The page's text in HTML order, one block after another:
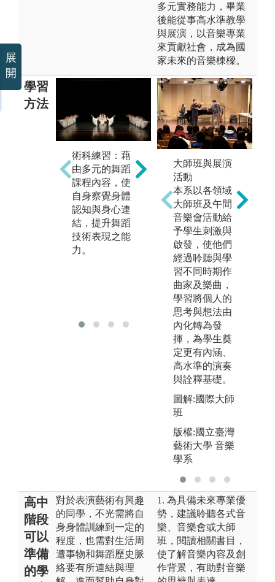
多元實務能力，畢業
後能從事高水準教學
與展演，以音樂專業
來貢獻社會，成為國
家未來的音樂棟樑。
學習
方法
術科練習：藉
由多元的舞蹈
課程內容，使
自身察覺身體
認知與身心連
結，提升舞蹈
技術表現之能
力。
師講述舞蹈歷
史脈絡及相關
學科理論，使
學生更加瞭解
專業史學背
景、掌握正確
的知識與觀
念，進而將所
學運用在舞蹈
創作或展演應
用實作。
大師班與展演
活動
本系以各領域
大師班及午間
音樂會活動給
予學生刺激與
啟發，使他們
經過聆聽與學
習不同時期作
曲家及樂曲，
學習將個人的
思考與想法由
內化轉為發
揮，為學生奠
定更有內涵、
高水準的演奏
與詮釋基礎。
圖解:國際大師
班
版權:國立臺灣
藝術大學 音樂
學系
高中
階段
可以
準備
的學
對於表演藝術有興趣
的同學，不光需將自
身身體訓練到一定的
程度，也需對生活周
遭事物和舞蹈歷史脈
絡要有所連結與理
1. 為具備未來專業優
勢，建議聆聽各式音
樂、音樂會或大師
班，閱讀相關書目，
使了解音樂內容及創
作背景，有助對音樂
展
開